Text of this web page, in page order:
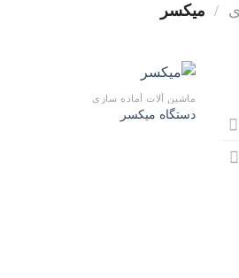
/ میکسر
ماشین آلات آماده سازی
دستگاه میکسر